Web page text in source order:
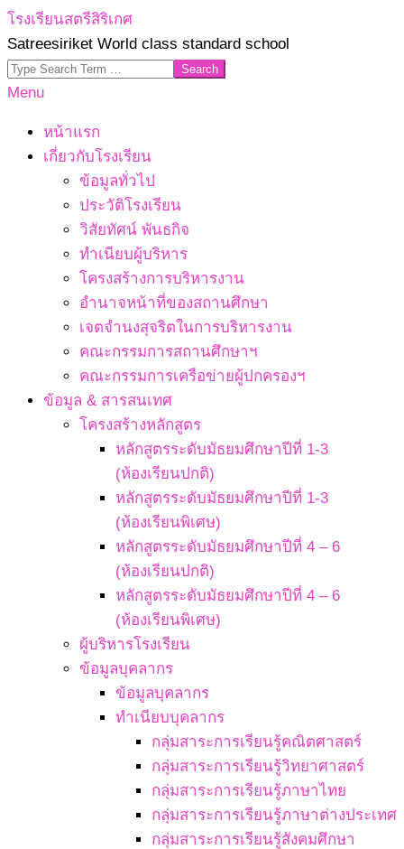
Skip
to
content
โรงเรียนสตรีสิริเกศ
Satreesiriket World class standard school
Search
Primary
Menu
Menu
หน้าแรก
เกี่ยวกับโรงเรียน
ข้อมูลทั่วไป
ประวัติโรงเรียน
วิสัยทัศน์ พันธกิจ
ทำเนียบผู้บริหาร
โครงสร้างการบริหารงาน
อำนาจหน้าที่ของสถานศึกษา
เจตจํานงสุจริตในการบริหารงาน
คณะกรรมการสถานศึกษาฯ
คณะกรรมการเครือข่ายผู้ปกครองฯ
ข้อมูล & สารสนเทศ
โครงสร้างหลักสูตร
หลักสูตรระดับมัธยมศึกษาปีที่ 1-3
(ห้องเรียนปกติ)
หลักสูตรระดับมัธยมศึกษาปีที่ 1-3
(ห้องเรียนพิเศษ)
หลักสูตรระดับมัธยมศึกษาปีที่ 4 – 6
(ห้องเรียนปกติ)
หลักสูตรระดับมัธยมศึกษาปีที่ 4 – 6
(ห้องเรียนพิเศษ)
ผู้บริหารโรงเรียน
ข้อมูลบุคลากร
ข้อมูลบุคลากร
ทำเนียบบุคลากร
กลุ่มสาระการเรียนรู้คณิตศาสตร์
กลุ่มสาระการเรียนรู้วิทยาศาสตร์
กลุ่มสาระการเรียนรู้ภาษาไทย
กลุ่มสาระการเรียนรู้ภาษาต่างประเทศ
กลุ่มสาระการเรียนรู้สังคมศึกษา